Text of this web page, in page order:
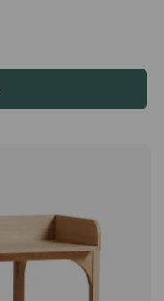
inte råkar falla av. En
Array är en
som sidobord. Den
ger rummet ett lätt
skapa en luftig
låter dig ana dess
och ger ett luftigt
med låg kant.